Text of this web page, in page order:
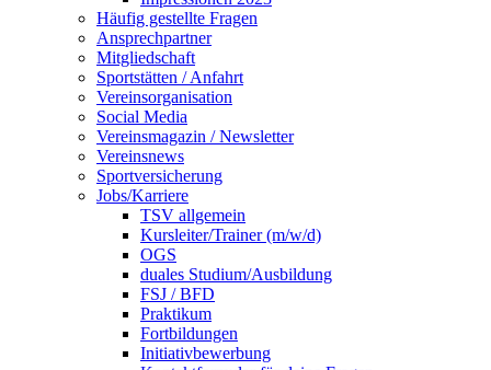
Häufig gestellte Fragen
Ansprechpartner
Mitgliedschaft
Sportstätten / Anfahrt
Vereinsorganisation
Social Media
Vereinsmagazin / Newsletter
Vereinsnews
Sportversicherung
Jobs/Karriere
TSV allgemein
Kursleiter/Trainer (m/w/d)
OGS
duales Studium/Ausbildung
FSJ / BFD
Praktikum
Fortbildungen
Initiativbewerbung